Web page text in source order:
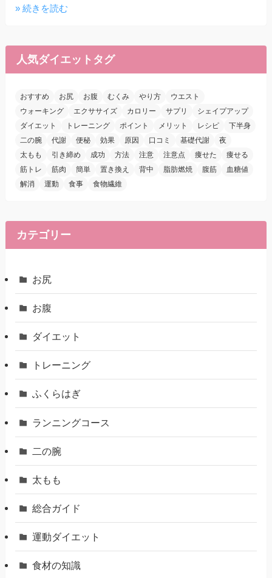
» 続きを読む
人気ダイエットタグ
おすすめ お尻 お腹 むくみ やり方
ウエスト
ウォーキング
エクササイズ カロリー サプリ
シェイプアップ
ダイエット
トレーニング ポイント メリット レシピ
下半身
二の腕
代謝 便秘 効果 原因 口コミ 基礎代謝
夜
太もも
引き締め 成功 方法 注意 注意点 痩せた
痩せる
筋トレ
筋肉 簡単 置き換え 背中 脂肪燃焼 腹筋
血糖値
解消
運動 食事 食物繊維
カテゴリー
お尻
お腹
ダイエット
トレーニング
ふくらはぎ
ランニングコース
二の腕
太もも
総合ガイド
運動ダイエット
食材の知識